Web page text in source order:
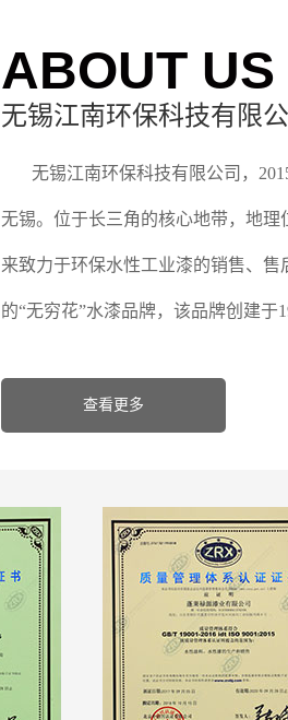
ABOUT US
无锡江南环保科技有限
无锡江南环保科技有限公司，
无锡。位于长三角的核心地带，地
来致力于环保水性工业漆的销售、
的“无穷花”水漆品牌，该品牌创建
查看更多